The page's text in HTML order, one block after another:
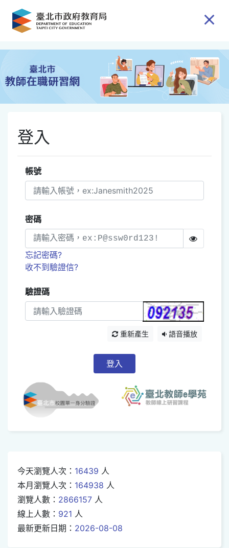
跳到主要內容
登入
帳號
密碼
忘記密碼?
收不到驗證信?
驗證碼
重新產生 語音播放
登入
今天瀏覽人次： 16439 人
本月瀏覽人次： 164938 人
瀏覽人數： 2866157 人
線上人數： 921 人
最新更新日期： 2026-08-08